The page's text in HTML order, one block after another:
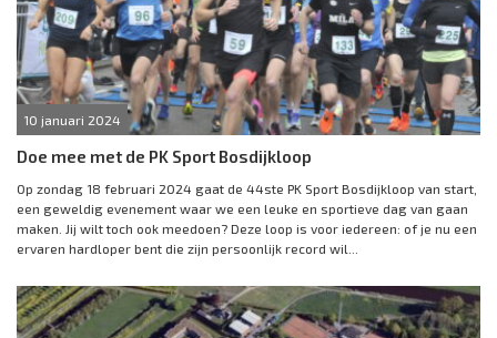
10 januari 2024
Doe mee met de PK Sport Bosdijkloop
Op zondag 18 februari 2024 gaat de 44ste PK Sport Bosdijkloop van start,
een geweldig evenement waar we een leuke en sportieve dag van gaan
maken. Jij wilt toch ook meedoen? Deze loop is voor iedereen: of je nu een
ervaren hardloper bent die zijn persoonlijk record wil...